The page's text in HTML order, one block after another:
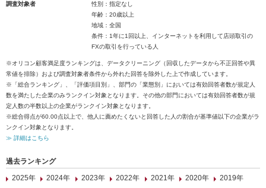
調査対象者
性別：指定なし
年齢：20歳以上
地域：全国
条件：1年に1回以上、インターネットを利用して店頭取引の
FXの取引を行っている人
※オリコン顧客満足度ランキングは、データクリーニング（回収したデータから不正回答や異
常値を排除）および調査対象者条件から外れた回答を除外した上で作成しています。
※「総合ランキング」、「評価項目別」、部門の「業態別」においては有効回答者数が規定人
数を満たした企業のみランクイン対象となります。その他の部門においては有効回答者数が規
定人数の半数以上の企業がランクイン対象となります。
※総合得点が60.00点以上で、他人に薦めたくないと回答した人の割合が基準値以下の企業がラ
ンクイン対象となります。
≫ 詳細はこちら
過去ランキング
2025年
2024年 2023年 2022年 2021年 2020年
2019年